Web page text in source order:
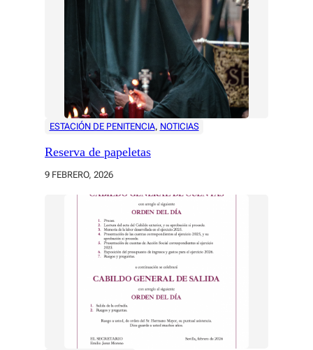
ESTACIÓN DE PENITENCIA, NOTICIAS
Reserva de papeletas
9 FEBRERO, 2026